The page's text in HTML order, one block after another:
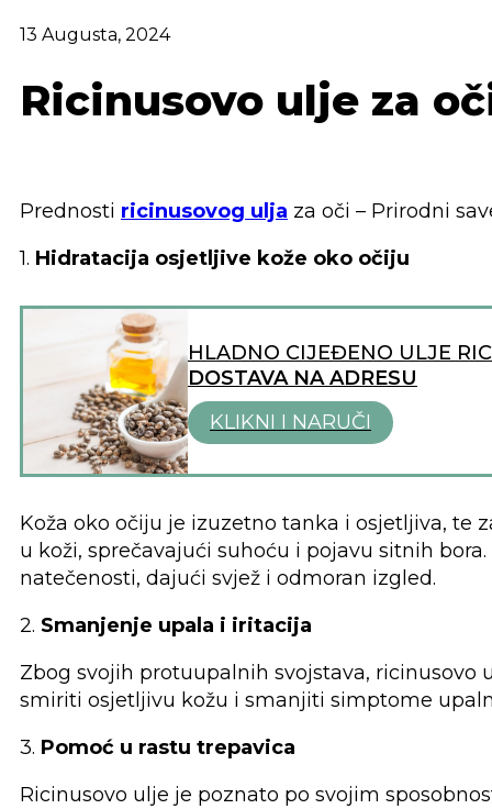
13 Augusta, 2024
Ricinusovo ulje za
Prednosti ricinusovog ulja za oči – Prirodni
1. Hidratacija osjetljive kože oko očiju
HLADNO CIJEĐENO ULJE
DOSTAVA NA ADRESU
KLIKNI I NARUČI
Koža oko očiju je izuzetno tanka i osjetljiva, te
u koži, sprečavajući suhoću i pojavu sitnih
natečenosti, dajući svjež i odmoran izgled.
2. Smanjenje upala i iritacija
Zbog svojih protuupalnih svojstava, ricinusovo
smiriti osjetljivu kožu i smanjiti simptome
3. Pomoć u rastu trepavica
Ricinusovo ulje je poznato po svojim